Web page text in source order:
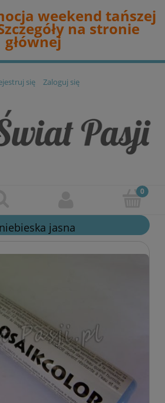
weekend tańszej
na stronie
głównej
się Zaloguj się
jasna